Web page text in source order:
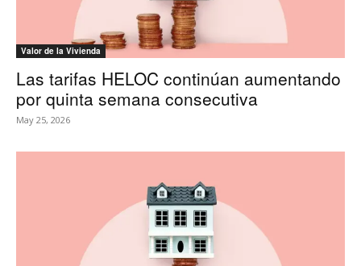
Valor de la Vivienda
Las tarifas HELOC continúan aumentando
por quinta semana consecutiva
May 25, 2026